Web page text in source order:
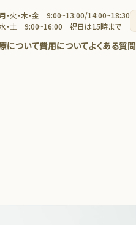
月・火・木・金 9:00~13:00/14:00~18:30
・土 9:00~16:00 祝日は15時まで
について費用についてよくある質問